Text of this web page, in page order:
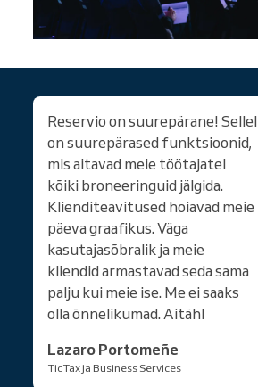
Reservio on suurepärane! Sellel
on suurepärased funktsioonid,
mis aitavad meie töötajatel
kõiki broneeringuid jälgida.
Klienditeavitused hoiavad meie
päeva graafikus. Väga
kasutajasõbralik ja meie
kliendid armastavad seda sama
palju kui meie ise. Me ei saaks
olla õnnelikumad. Aitäh!
Lazaro Portomeñe
TicTax ja Business Services